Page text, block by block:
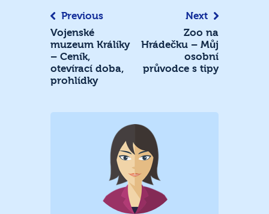
Previous
Vojenské
muzeum Králíky
– Ceník,
otevírací doba,
prohlídky
Next
Zoo na
Hrádečku – Můj
osobní
průvodce s tipy